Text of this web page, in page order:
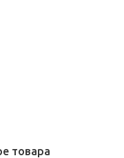
товара